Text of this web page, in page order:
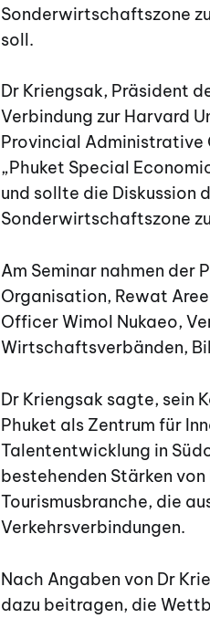
Sonderwirtschaftszone
soll.
Dr Kriengsak, Präsident
Verbindung zur Harvard
Provincial Administrative
„Phuket Special
und sollte die Diskussion
Sonderwirtschaftszone
Am Seminar nahmen der
Organisation, Rewat
Officer Wimol Nukaeo,
Wirtschaftsverbänden,
Dr Kriengsak sagte, sein
Phuket als Zentrum für
Talententwicklung in
bestehenden Stärken
Tourismusbranche, die
Verkehrsverbindungen.
Nach Angaben von Dr
dazu beitragen, die